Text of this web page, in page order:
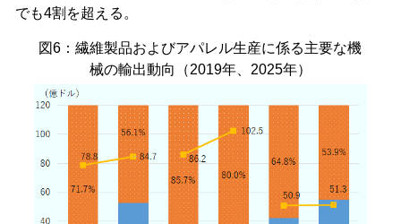
でも4割を超える。
図6：繊維製品およびアパレル生産に係る主要な機
械の輸出動向（2019年、2025年）